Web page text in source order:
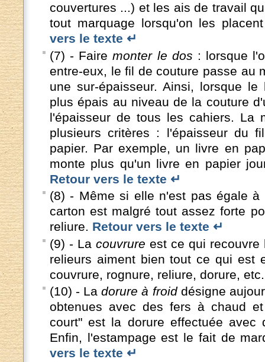
couvertures ...) et les ais de travail
tout marquage lorsqu'on les
vers le texte ↵
(7) - Fairemonter le dos : lorsque
entre-eux, le fil de couture passe au
une sur-épaisseur. Ainsi, lorsque
plus épais au niveau de la couture
l'épaisseur de tous les cahiers. La
plusieurs critères : l'épaisseur du
papier. Par exemple, un livre en
monte plus qu'un livre en papier
Retour vers le texte ↵
(8) - Même si elle n'est pas égale
carton est malgré tout assez forte
reliure. Retour vers le texte ↵
(9) - La couvrure est ce qui recouvre
relieurs aiment bien tout ce qui est
couvrure, rognure, reliure, dorure,
(10) - Ladorure à froiddésigne
obtenues avec des fers à chaud
court" est la dorure effectuée
Enfin, l'estampage est le fait de
vers le texte ↵